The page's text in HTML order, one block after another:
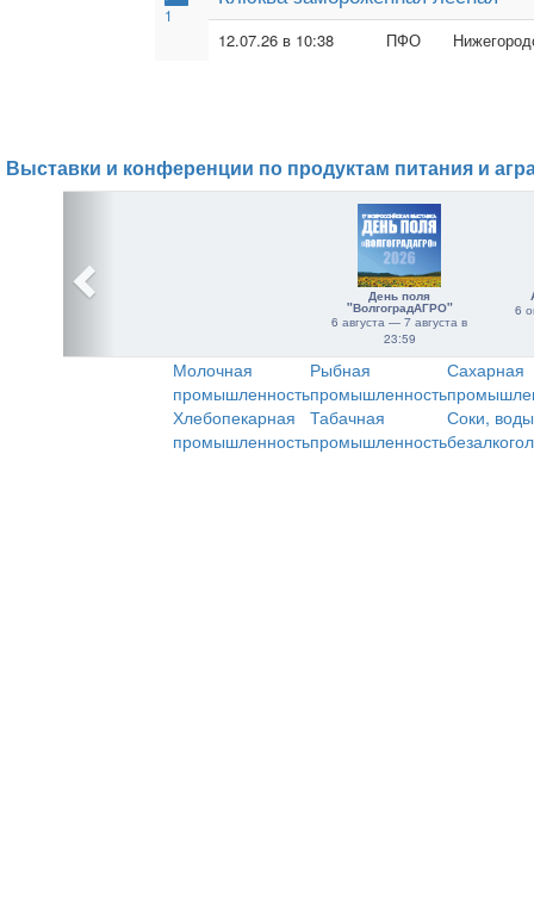
1
12.07.26 в 10:38 ПФО
Выставки и конференции по продуктам питания и
День поля
"ВолгоградАГРО"
6 августа — 7 августа в
23:59
6
Молочная
промышленность
Рыбная
промышленность
Сахарная
Хлебопекарная
промышленность
Табачная
промышленность
Соки,